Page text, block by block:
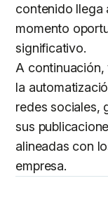
contenido llega
momento
significativo.
A continuación,
la
redes sociales,
sus
alineadas con
empresa.